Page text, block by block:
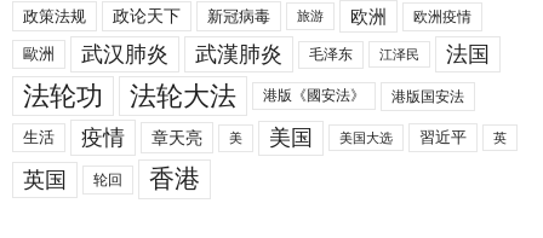
政策法规 政论天下 新冠病毒 旅游 欧洲 欧洲疫情
歐洲 武汉肺炎 武漢肺炎 毛泽东 江泽民 法国
法轮功 法轮大法 港版《國安法》 港版国安法
生活 疫情 章天亮 美 美国 美国大选 習近平 英
英国 轮回 香港